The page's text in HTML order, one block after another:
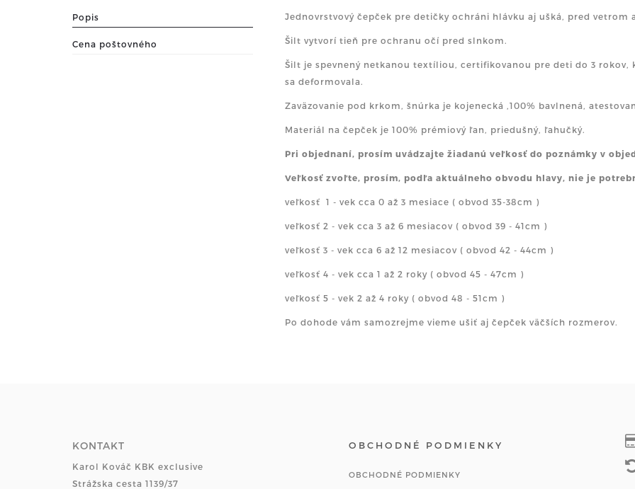
Popis
Cena poštovného
Jednovrstvový čepček pre detičky ochráni hlávku aj ušká, pred vetrom
Šilt vytvorí tieň pre ochranu očí pred slnkom.
Šilt je spevnený netkanou textíliou, certifikovanou pre deti do 3
sa deformovala.
Zaväzovanie pod krkom, šnúrka je kojenecká ,100% bavlnená,
Materiál na čepček je 100% prémiový ľan, priedušný, ľahučký.
Pri objednaní, prosím uvádzajte žiadanú veľkosť do poznámky v
Veľkosť zvoľte, prosím, podľa aktuálneho obvodu hlavy, nie je
veľkosť 1 - vek cca 0 až 3 mesiace ( obvod 35-38cm )
veľkosť 2 - vek cca 3 až 6 mesiacov ( obvod 39 - 41cm )
veľkosť 3 - vek cca 6 až 12 mesiacov ( obvod 42 - 44cm )
veľkosť 4 - vek cca 1 až 2 roky ( obvod 45 - 47cm )
veľkosť 5 - vek 2 až 4 roky ( obvod 48 - 51cm )
Po dohode vám samozrejme vieme ušiť aj čepček väčších rozmerov.
KONTAKT
Karol Kováč KBK exclusive
Strážska cesta 1139/37
OBCHODNÉ PODMIENKY
OBCHODNÉ PODMIENKY